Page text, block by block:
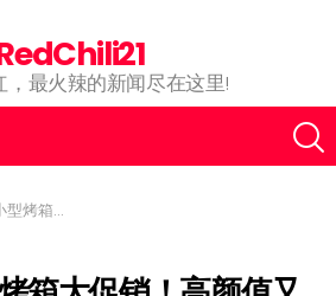
，最火辣的新闻尽在这里!
位！最低只需RM79.99！